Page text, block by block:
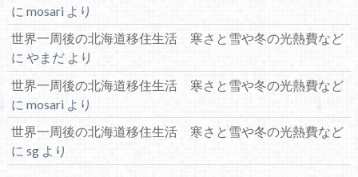
に mosariより
世界一周後の北海道移住生活 寒さと雪や冬の光熱費など
に やまだより
世界一周後の北海道移住生活 寒さと雪や冬の光熱費など
に mosariより
世界一周後の北海道移住生活 寒さと雪や冬の光熱費など
に sgより